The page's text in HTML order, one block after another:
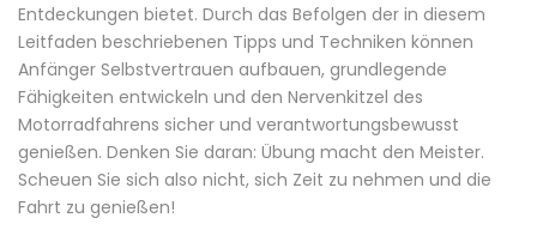
Entdeckungen bietet. Durch das Befolgen der in diesem
Leitfaden beschriebenen Tipps und Techniken können
Anfänger Selbstvertrauen aufbauen, grundlegende
Fähigkeiten entwickeln und den Nervenkitzel des
Motorradfahrens sicher und verantwortungsbewusst
genießen. Denken Sie daran: Übung macht den Meister.
Scheuen Sie sich also nicht, sich Zeit zu nehmen und die
Fahrt zu genießen!